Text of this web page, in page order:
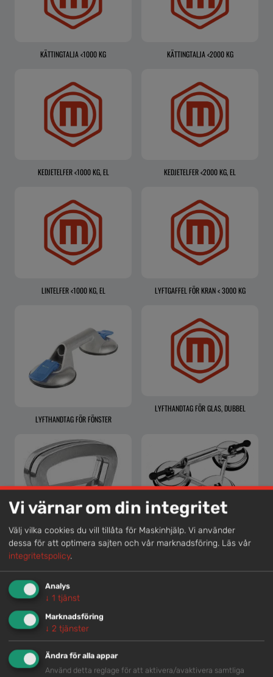
KÄTTINGTALJA <1000 KG KÄTTINGTALJA <2000 KG
KEDJETELFER <1000 KG, EL KEDJETELFER <2000 KG, EL
LINTELFER <1000 KG, EL LYFTGAFFEL FÖR KRAN < 3000 KG
LYFTHANDTAG FÖR FÖNSTER
LYFTHANDTAG FÖR GLAS, DUBBEL
LYFTHANDTAG FÖR GLAS, TRIPPEL
Vi värnar om din integritet
Välj vilka cookies du vill tillåta för Maskinhjälp. Vi använder
dessa för att optimera sajten och vår marknadsföring. Läs vår
integritetspolicy.
Analys
↓ 1 tjänst
Marknadsföring
↓ 2 tjänster
Ändra för alla appar
Använd detta reglage för att aktivera/avaktivera samtliga